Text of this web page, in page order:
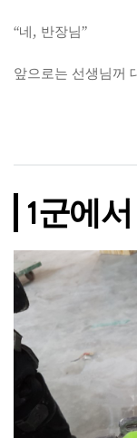
“네, 반장님”
앞으로는 선생님꺼
1군에